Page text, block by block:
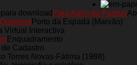
Para Além do Parque
download
Porto da Espada (Marvão)
Virtual Interactiva
Enquadramento
de Cadastro
Torres Novas-Fátima (1988)